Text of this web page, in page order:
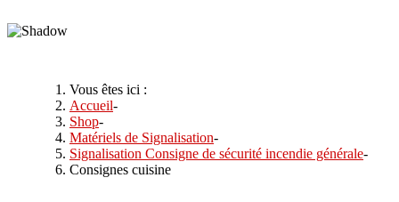
Vous êtes ici :
Accueil-
Shop-
Matériels de Signalisation-
Signalisation Consigne de sécurité incendie générale-
Consignes cuisine